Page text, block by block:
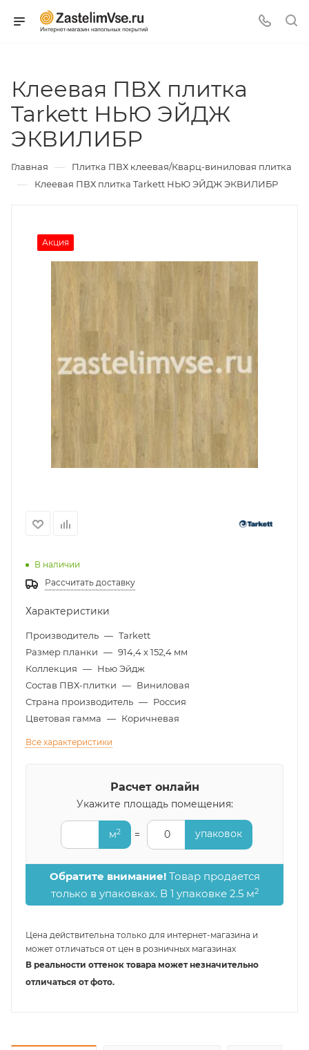
Клеевая ПВХ плитка
Tarkett НЬЮ ЭЙДЖ
ЭКВИЛИБР
Главная — Плитка ПВХ клеевая/Кварц-виниловая плитка
— Клеевая ПВХ плитка Tarkett НЬЮ ЭЙДЖ ЭКВИЛИБР
Акция
В наличии
Рассчитать доставку
Характеристики
Производитель — Tarkett
Размер планки — 914,4 х 152,4 мм
Коллекция — Нью Эйдж
Состав ПВХ-плитки — Виниловая
Страна производитель — Россия
Цветовая гамма — Коричневая
Все характеристики
Расчет онлайн
Укажите площадь помещения:
м2 = 0 упаковок
Обратите внимание!Товар продается
только в упаковках. В 1 упаковке 2.5 м2
Цена действительна только для интернет-магазина и
может отличаться от цен в розничных магазинах
В реальности оттенок товара может незначительно
отличаться от фото.